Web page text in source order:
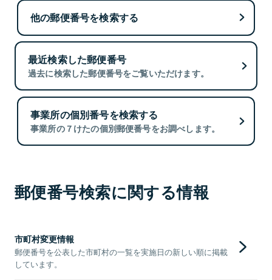
他の郵便番号を検索する
最近検索した郵便番号
過去に検索した郵便番号をご覧いただけます。
事業所の個別番号を検索する
事業所の７けたの個別郵便番号をお調べします。
郵便番号検索に関する情報
市町村変更情報
郵便番号を公表した市町村の一覧を実施日の新しい順に掲載
しています。